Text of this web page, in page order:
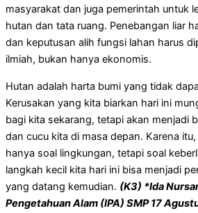
masyarakat dan juga pemerintah untuk
hutan dan tata ruang. Penebangan liar
dan keputusan alih fungsi lahan harus
ilmiah, bukan hanya ekonomis.
Hutan adalah harta bumi yang tidak
Kerusakan yang kita biarkan hari ini
bagi kita sekarang, tetapi akan menjadi
dan cucu kita di masa depan. Karena
hanya soal lingkungan, tetapi soal
langkah kecil kita hari ini bisa menjadi
yang datang kemudian. (K3) *Ida
Pengetahuan Alam (IPA) SMP 17